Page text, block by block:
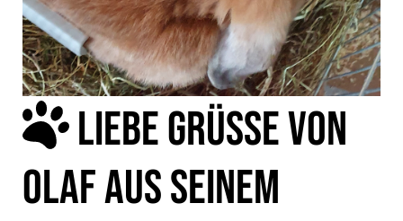
LIEBE GRÜSSE VON O
LAF AUS SEINEM N